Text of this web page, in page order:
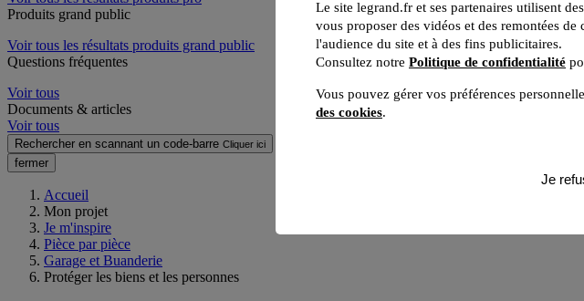
Produits grand public
Voir tous les résultats produits grand public
Questions fréquentes
Voir tous
Documents & articles
Voir tous
Rechercher en scannant un code-barre Cliquer ici
fermer
Accueil
Mon projet
Je m'inspire
Pièce par pièce
Garage et Buanderie
Protéger les biens et les personnes
Le site legrand.fr et ses partenaires utilisent
vous proposer des vidéos et des remontées
l'audience du site et à des fins publicitaires.
Consultez notre Politique de confidentialité
Vous pouvez gérer vos préférences
des cookies.
Je